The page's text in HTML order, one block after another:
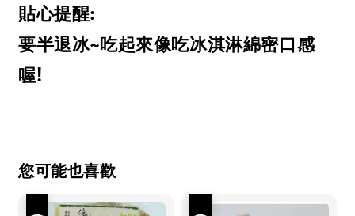
貼心提醒:
要半退冰~吃起來像吃冰淇淋綿密口感
喔!
您可能也喜歡